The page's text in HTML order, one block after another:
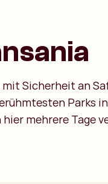
Sicherheit an
Parks
mehrere Tage